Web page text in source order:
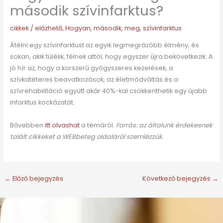
második szívinfarktus?
cikkek/ előzhető, Hogyan, második, meg, szívinfarktus
Átélni egy szívinfarktust az egyik legmegrázóbb élmény, és
sokan, akik túlélik, félnek attól, hogy egyszer újra bekövetkezik. A
jó hír az, hogy a korszerű gyógyszeres kezelések, a
szívkatéteres beavatkozások, az életmódváltás és a
szívrehabilitáció együtt akár 40%-kal csökkenthetik egy újabb
infarktus kockázatát.
Bővebben itt olvashat a témáról. Forrás: az általunk érdekesnek
talált cikkeket a WEBbeteg oldaláról szemlézzük.
← Előző bejegyzés Következő bejegyzés →